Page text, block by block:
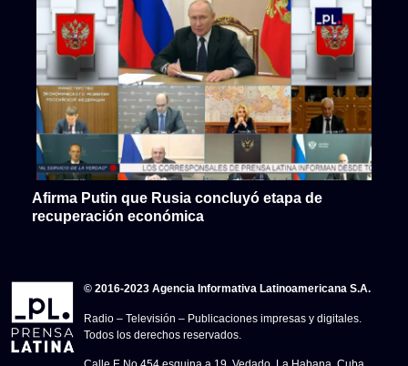
Afirma Putin que Rusia concluyó etapa de
recuperación económica
© 2016-2023 Agencia Informativa Latinoamericana S.A.
Radio – Televisión – Publicaciones impresas y digitales.
Todos los derechos reservados.